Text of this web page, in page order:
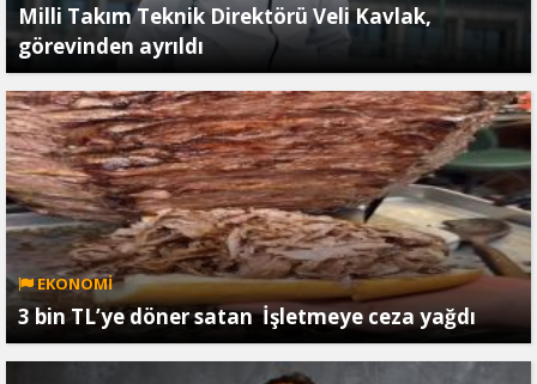
Milli Takım Teknik Direktörü Veli Kavlak,
görevinden ayrıldı
EKONOMİ
3 bin TL’ye döner satan İşletmeye ceza yağdı